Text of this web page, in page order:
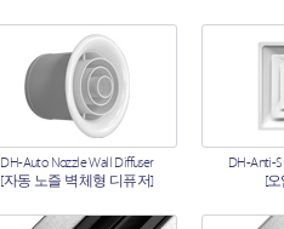
DH-Auto Nozzle Wall Diffuser
[자동 노즐 벽체형 디퓨저]
DH-Anti-
[